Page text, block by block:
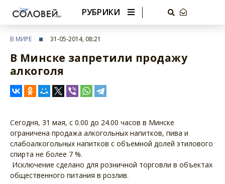
РУБРИКИ
В МИРЕ 31-05-2014, 08:21
В Минске запретили продажу
алкоголя
Сегодня, 31 мая, с 0.00 до 24.00 часов в Минске
ограничена продажа алкогольных напитков, пива и
слабоалкогольных напитков с объемной долей этилового
спирта не более 7 %.
Исключение сделано для розничной торговли в объектах
общественного питания в розлив.